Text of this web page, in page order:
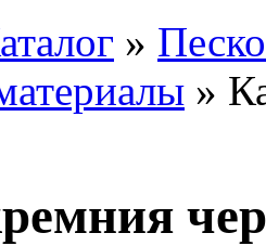
»
»